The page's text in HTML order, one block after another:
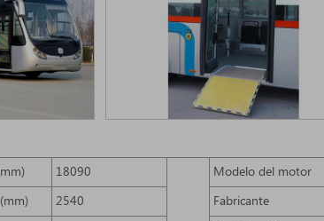
18090 Modelo del motor
2540 Fabricante